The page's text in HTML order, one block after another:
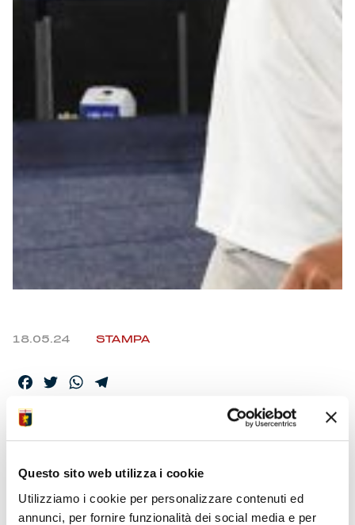
Questo sito web utilizza i cookie
Utilizziamo i cookie per personalizzare contenuti ed
annunci, per fornire funzionalità dei social media e per
Summer Sale
Accessori
Outlet
18.05.24 STAMPA
Facebook
TwitterWhatsApp
LA CONFERENZA
PRE-PARTITA DI
“GILA”